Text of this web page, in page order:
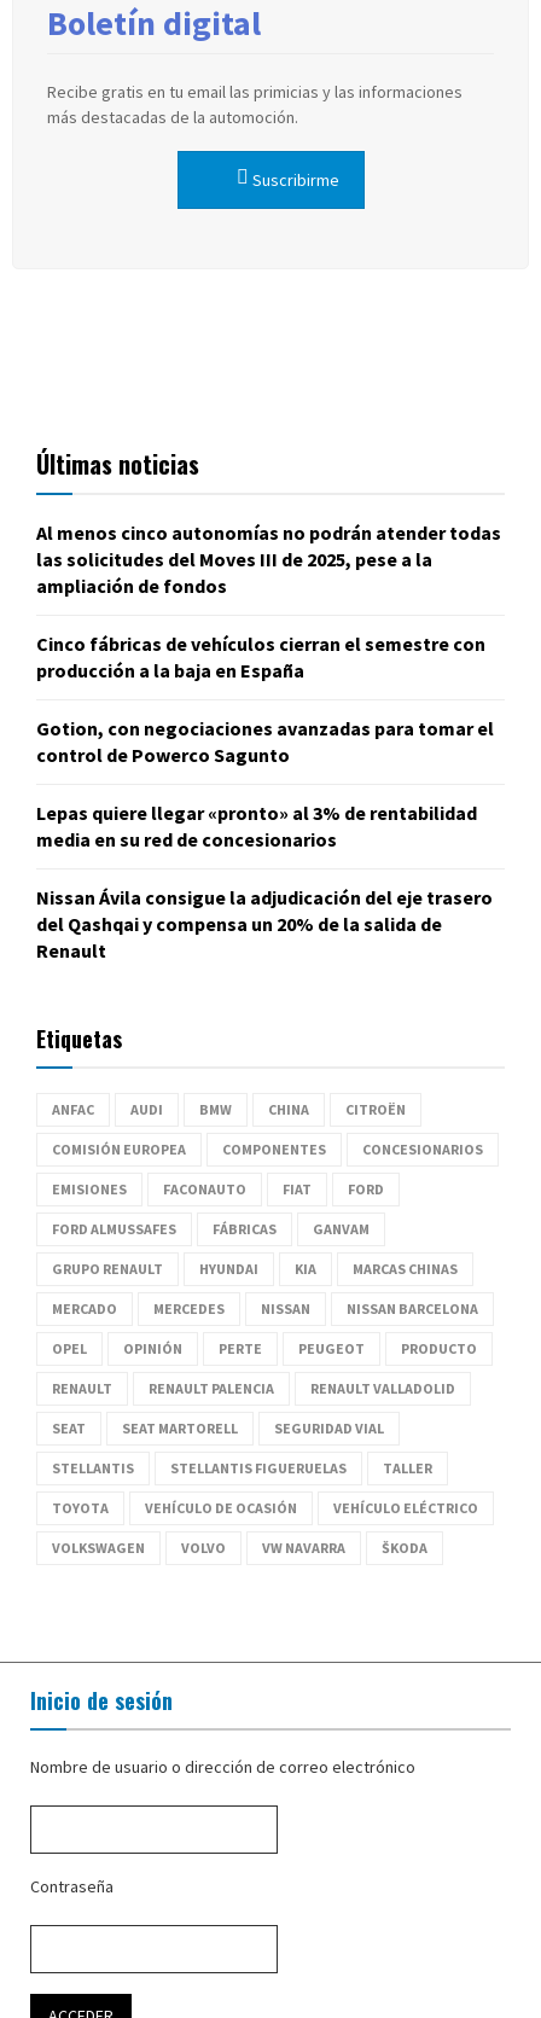
Boletín digital
Recibe gratis en tu email las primicias y las informaciones
más destacadas de la automoción.
Suscribirme
Últimas noticias
Al menos cinco autonomías no podrán atender todas
las solicitudes del Moves III de 2025, pese a la
ampliación de fondos
Cinco fábricas de vehículos cierran el semestre con
producción a la baja en España
Gotion, con negociaciones avanzadas para tomar el
control de Powerco Sagunto
Lepas quiere llegar «pronto» al 3% de rentabilidad
media en su red de concesionarios
Nissan Ávila consigue la adjudicación del eje trasero
del Qashqai y compensa un 20% de la salida de
Renault
Etiquetas
ANFAC AUDI BMW CHINA CITROËN
COMISIÓN EUROPEA COMPONENTES CONCESIONARIOS
EMISIONES FACONAUTO FIAT FORD
FORD ALMUSSAFES FÁBRICAS GANVAM
GRUPO RENAULT HYUNDAI KIA MARCAS CHINAS
MERCADO MERCEDES NISSAN NISSAN BARCELONA
OPEL OPINIÓN PERTE PEUGEOT PRODUCTO
RENAULT RENAULT PALENCIA RENAULT VALLADOLID
SEAT SEAT MARTORELL SEGURIDAD VIAL
STELLANTIS STELLANTIS FIGUERUELAS TALLER
TOYOTA VEHÍCULO DE OCASIÓN VEHÍCULO ELÉCTRICO
VOLKSWAGEN VOLVO VW NAVARRA ŠKODA
Inicio de sesión
Nombre de usuario o dirección de correo electrónico
Contraseña